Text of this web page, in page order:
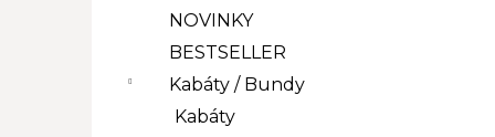
NOVINKY
BESTSELLER
Kabáty / Bundy
Kabáty